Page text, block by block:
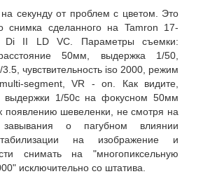
секунду от проблем c цветом. Это
снимка сделанного на Tamron 17-
Di II LD VC. Параметры съемки:
50мм, выдержка 1/50,
чувствительность iso 2000, режим
segment, VR - on. Как видите,
выдержки 1/50с на фокусном 50мм
появлению шевеленки, не смотря на
о пагубном влиянии
на изображение и
снимать на "многопиксельную
исключительно со штатива.